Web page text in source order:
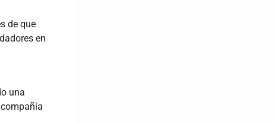
de que
en
una